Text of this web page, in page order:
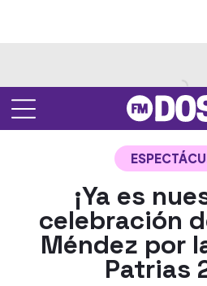
¡Ya es
celebración
Méndez por
Patrias